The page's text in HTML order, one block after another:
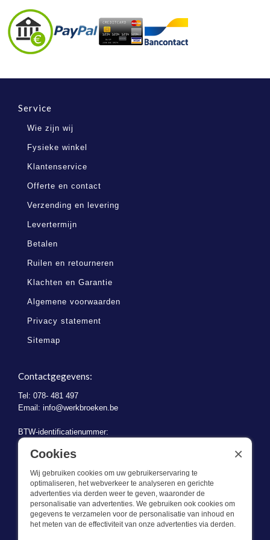
Service
Wie zijn wij
Fysieke winkel
Klantenservice
Offerte en contact
Verzending en levering
Levertermijn
Betalen
Ruilen en retourneren
Klachten en Garantie
Algemene voorwaarden
Privacy statement
Sitemap
Contactgegevens:
Tel: 078- 481 497
Email: info@werkbroeken.be
BTW-identificatienummer:
BE 0721.730.280
Wat we doen
Cookies
Wij gebruiken cookies om uw gebruikerservaring te
optimaliseren, het webverkeer te analyseren en gerichte
advertenties via derden weer te geven, waaronder de
personalisatie van advertenties. We gebruiken ook cookies om
gegevens te verzamelen voor de personalisatie van inhoud en
het meten van de effectiviteit van onze advertenties via derden.
×